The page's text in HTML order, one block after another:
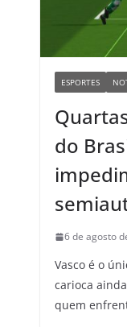
ESPORTES
do
6 de agosto
Vasco é o
carioca
quem